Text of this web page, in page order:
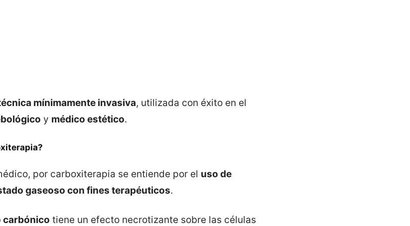
mínimamente invasiva, utilizada con éxito en el
y médico estético.
por carboxiterapia se entiende por el uso de
gaseoso con fines terapéuticos.
carbónico tiene un efecto necrotizante sobre las células